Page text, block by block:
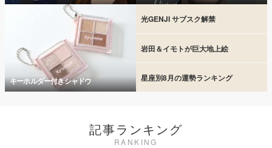
キーホルダー付きシャドウ
光GENJI サブスク解禁
岩田＆イモトが巨大地上絵
星座別8月の運勢ランキング
記事ランキング
RANKING